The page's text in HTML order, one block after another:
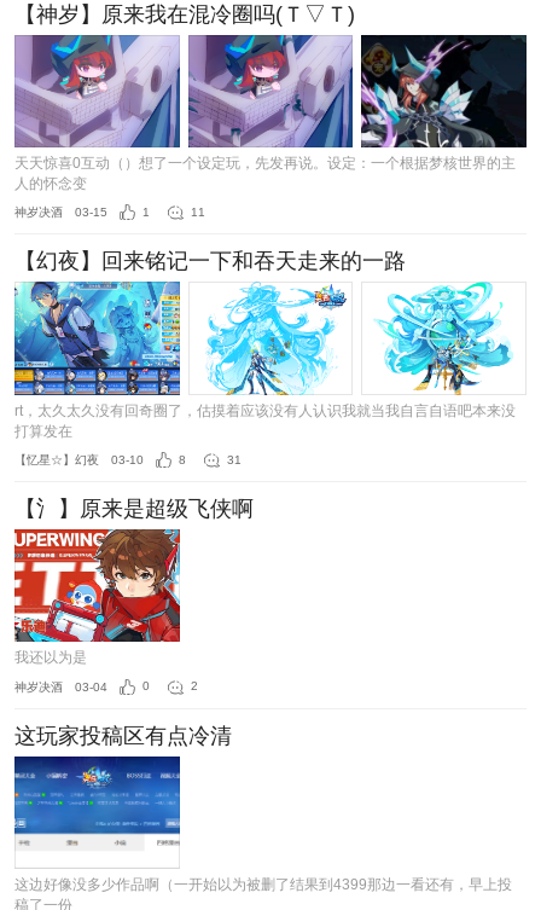
【神岁】原来我在混冷圈吗(Ｔ▽Ｔ)
天天惊喜0互动（）想了一个设定玩，先发再说。设定：一个根据梦核世界的主
人的怀念变
神岁决酒 03-15 1 11
【幻夜】回来铭记一下和吞天走来的一路
rt，太久太久没有回奇圈了，估摸着应该没有人认识我就当我自言自语吧本来没
打算发在
【忆星☆】幻夜 03-10 8 31
【氵】原来是超级飞侠啊
我还以为是
神岁决酒 03-04 0 2
这玩家投稿区有点冷清
这边好像没多少作品啊（一开始以为被删了结果到4399那边一看还有，早上投
稿了一份